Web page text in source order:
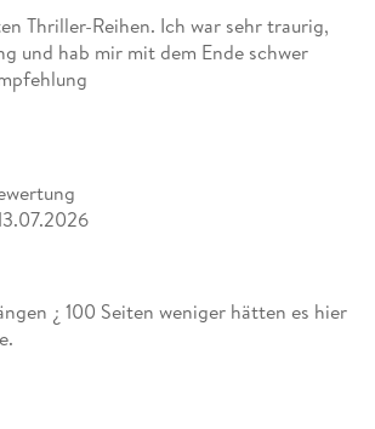
Thriller-Reihen. Ich war sehr traurig,
und hab mir mit dem Ende schwer
¿ 100 Seiten weniger hätten es hier